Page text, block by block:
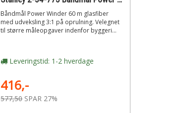
Båndmål Power Winder 60 m glasfiber
med udveksling 3:1 på oprulning. Velegnet
til større måleopgaver indenfor byggeri...
Leveringstid: 1-2 hverdage
416,-
577,50 SPAR 27%